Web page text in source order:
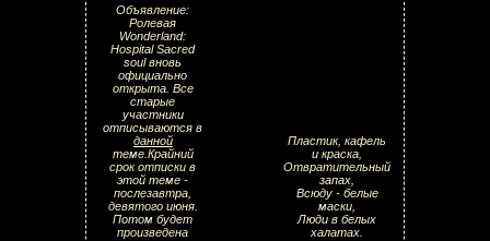
Объявление:
Ролевая
Wonderland:
Hospital Sacred
soul вновь
официально
открыта. Все
старые
участники
отписываются в
данной
теме.Крайний
срок отписки в
этой теме -
послезавтра,
девятого июня.
Потом будет
произведена
Пластик, кафель
и краска,
Отвратительный
запах,
Всюду - белые
маски,
Люди в белых
халатах.